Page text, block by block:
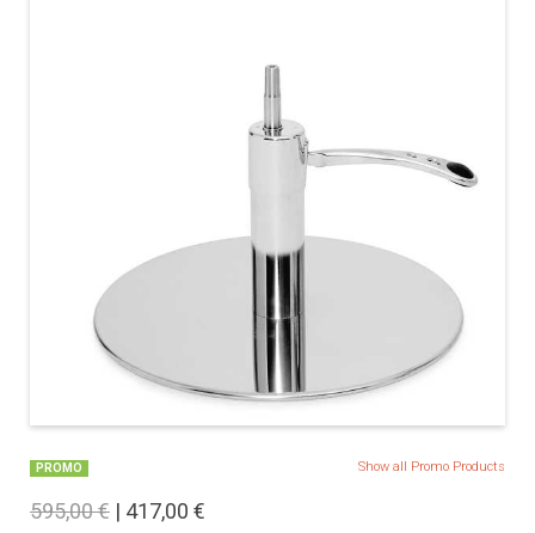
PROMO Show all Promo Products
595,00 € | 417,00 €